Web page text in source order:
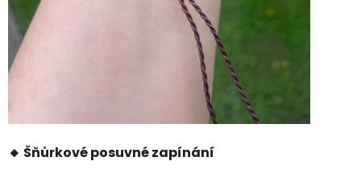
🔸 Šňůrkové posuvné zapínání